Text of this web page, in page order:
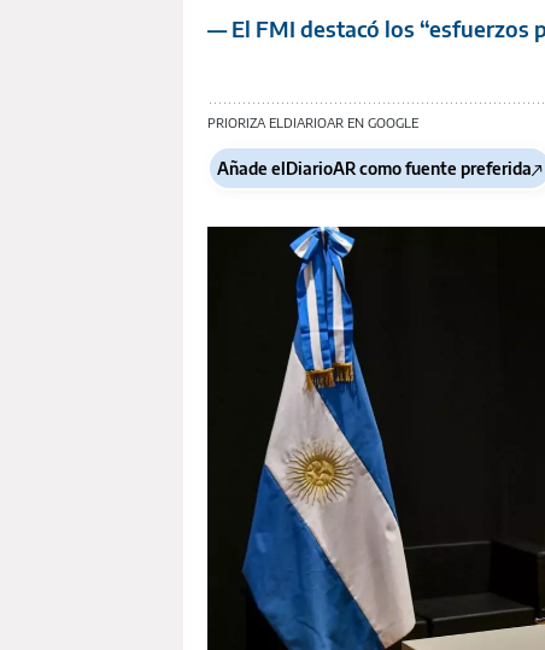
— El FMI destacó los “esfuerzos
PRIORIZA ELDIARIOAR EN GOOGLE
Añade elDiarioAR como fuente preferida